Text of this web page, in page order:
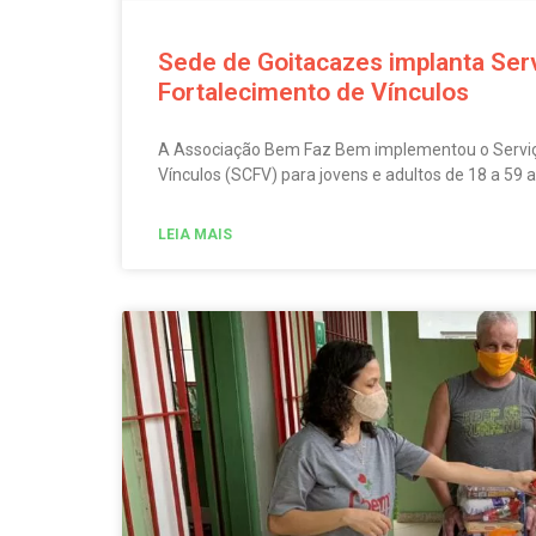
Sede de Goitacazes implanta
Fortalecimento de Vínculos
A Associação Bem Faz Bem implementou o
Vínculos (SCFV) para jovens e adultos de 18 a 59
LEIA MAIS